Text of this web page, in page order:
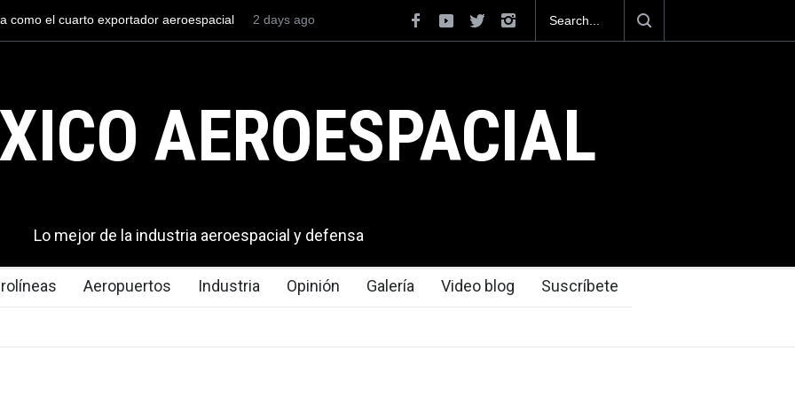
mexicana construirá 32 BUQUES para la
La mayor lección tecnológica que dejó el Mundial 2026 ocurrió
2 days ago
AEROESPACIAL
Lo mejor de la industria aeroespacial y defensa
Aeropuertos Industria Opinión Galería Video blog Suscríbete